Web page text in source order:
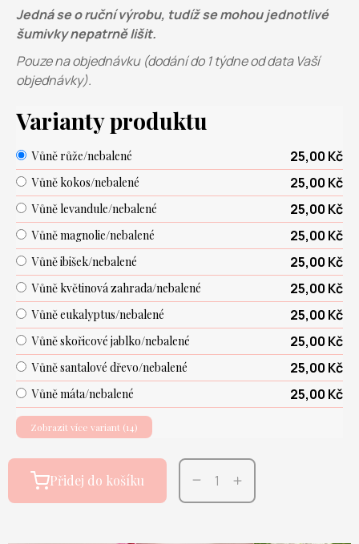
Jedná se o ruční výrobu, tudíž se mohou jednotlivé
šumivky nepatrně lišit.
Pouze na objednávku (dodání do 1 týdne od data Vaší
objednávky).
Varianty produktu
Vůně růže/nebalené 25,00 Kč
Vůně kokos/nebalené 25,00 Kč
Vůně levandule/nebalené 25,00 Kč
Vůně magnolie/nebalené 25,00 Kč
Vůně ibišek/nebalené 25,00 Kč
Vůně květinová zahrada/nebalené 25,00 Kč
Vůně eukalyptus/nebalené 25,00 Kč
Vůně skořicové jablko/nebalené 25,00 Kč
Vůně santalové dřevo/nebalené 25,00 Kč
Vůně máta/nebalené 25,00 Kč
Zobrazit více variant (14)
Přidej do košíku